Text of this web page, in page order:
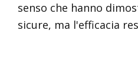
senso che hanno
sicure, ma l'efficacia